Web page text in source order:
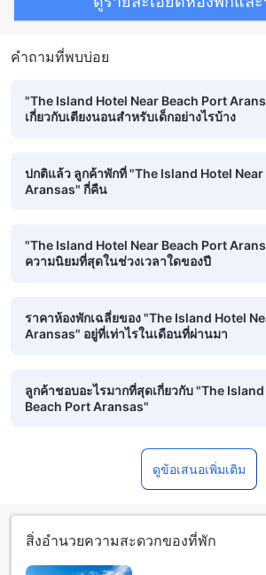
คำถามที่พบบ่อย
"The Island Hotel Near Beach Port
เกี่ยวกับเตียงนอนสำหรับเด็กอย่างไรบ้าง
ปกติแล้ว ลูกค้าพักที่ "The Island Hotel
Aransas" กี่คืน
"The Island Hotel Near Beach Port
ความนิยมที่สุดในช่วงเวลาใดของปี
ราคาห้องพักเฉลี่ยของ "The Island Hotel
Aransas" อยู่ที่เท่าไรในเดือนที่ผ่านมา
ลูกค้าชอบอะไรมากที่สุดเกี่ยวกับ "The
Beach Port Aransas"
ดูข้อเสนอเพิ่มเติม
สิ่งอำนวยความสะดวกของที่พัก